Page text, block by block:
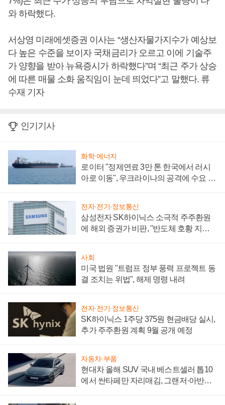
와 하락했다.
서상영 미래에셋증권 이사는 “생산자물가지수가 예상보
다 높은 수준을 보이자 국채금리가 오르고 이에 기술주
가 양향을 받아 뉴욕증시가 하락했다”며 “최근 주가 상승
에 따른 매물 소화 움직임이 눈데 띄었다”고 말했다. 류
수재 기자
인기기사
화학·에너지
로이터 "정제연료 3만 톤 한국에서 러시
아로 이동", 우크라이나의 공격에 수요 늘
전자·전기·정보통신
삼성전자 SK하이닉스 소극적 주주환원
에 해외 증권가 비판, "반도체 호황 지속
사회
미국 법원 "트럼프 정부 풍력 프로젝트 동
결 조치는 위법", 해제 명령 내려
전자·전기·정보통신
SK하이닉스 1주당 375원 현금배당 실시,
추가 주주환원 계획 9월 공개 예정
자동차·부품
현대차 올해 SUV 국내 베스트셀러 톱10
에서 싼타페만 자리매김, 그랜저·아반떼